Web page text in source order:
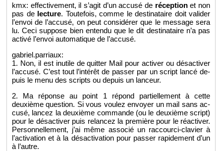
kmx: ef­fec­ti­ve­ment, il s’agit d’un ac­cusé de ré­cep­tionet non
pas de lec­ture. Tou­te­fois, comme le des­ti­na­taire doit va­li­der
l’en­voi de l’ac­cusé, on peut consi­dé­rer que le mes­sage sera
lu. Ceci sup­pose bien en­tendu que le dit des­ti­na­taire n’a pas
ac­tivé l’en­voi au­to­ma­tique de l’ac­cusé.
gabriel.​parriaux:
1. Non, il est in­utile de quit­ter Mail pour ac­ti­ver ou désac­ti­ver
l’ac­cusé. C’est tout l’in­té­rêt de pas­ser par un script lancé de­
puis le menu des scripts ou de­puis un lan­ceur.
2. Ma ré­ponse au point 1 ré­pond par­tiel­le­ment à cette
deuxième ques­tion. Si vous vou­lez en­voyer un mail sans ac­
cusé, lan­cez la deuxième com­mande (ou le deuxième script)
pour le désac­ti­ver puis re­lan­cez la pre­mière pour le ré­ac­ti­ver.
Per­son­nel­le­ment, j’ai même as­so­cié un rac­courci-cla­vier à
l’ac­ti­va­tion et à la désac­ti­va­tion pour pas­ser ra­pi­de­ment d’un
à l’autre.